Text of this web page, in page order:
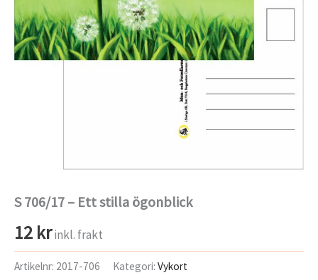
S 706/17 – Ett stilla ögonblick
12 krinkl. frakt
Artikelnr: 2017-706 Kategori: Vykort